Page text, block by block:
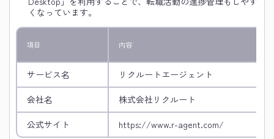
くなっています。
項目 内容
サービス名 リクルートエージェント
会社名 株式会社リクルート
公式サイト https://www.r-agent.com/